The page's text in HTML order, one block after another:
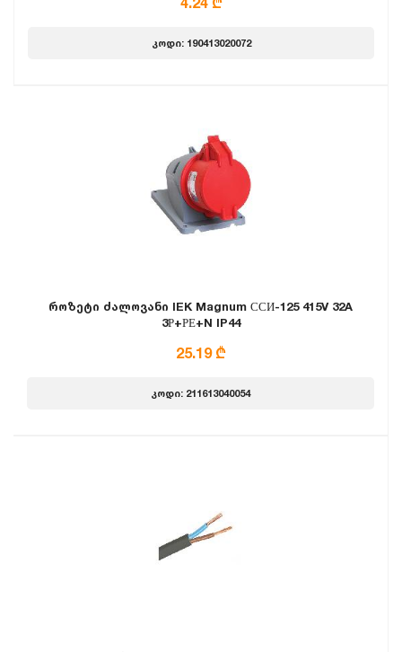
კოდი: 190413020072
როზეტი ძალოვანი IEK Magnum ССИ-125 415V 32A
3Р+РЕ+N IP44
25.19 ₾
კოდი: 211613040054